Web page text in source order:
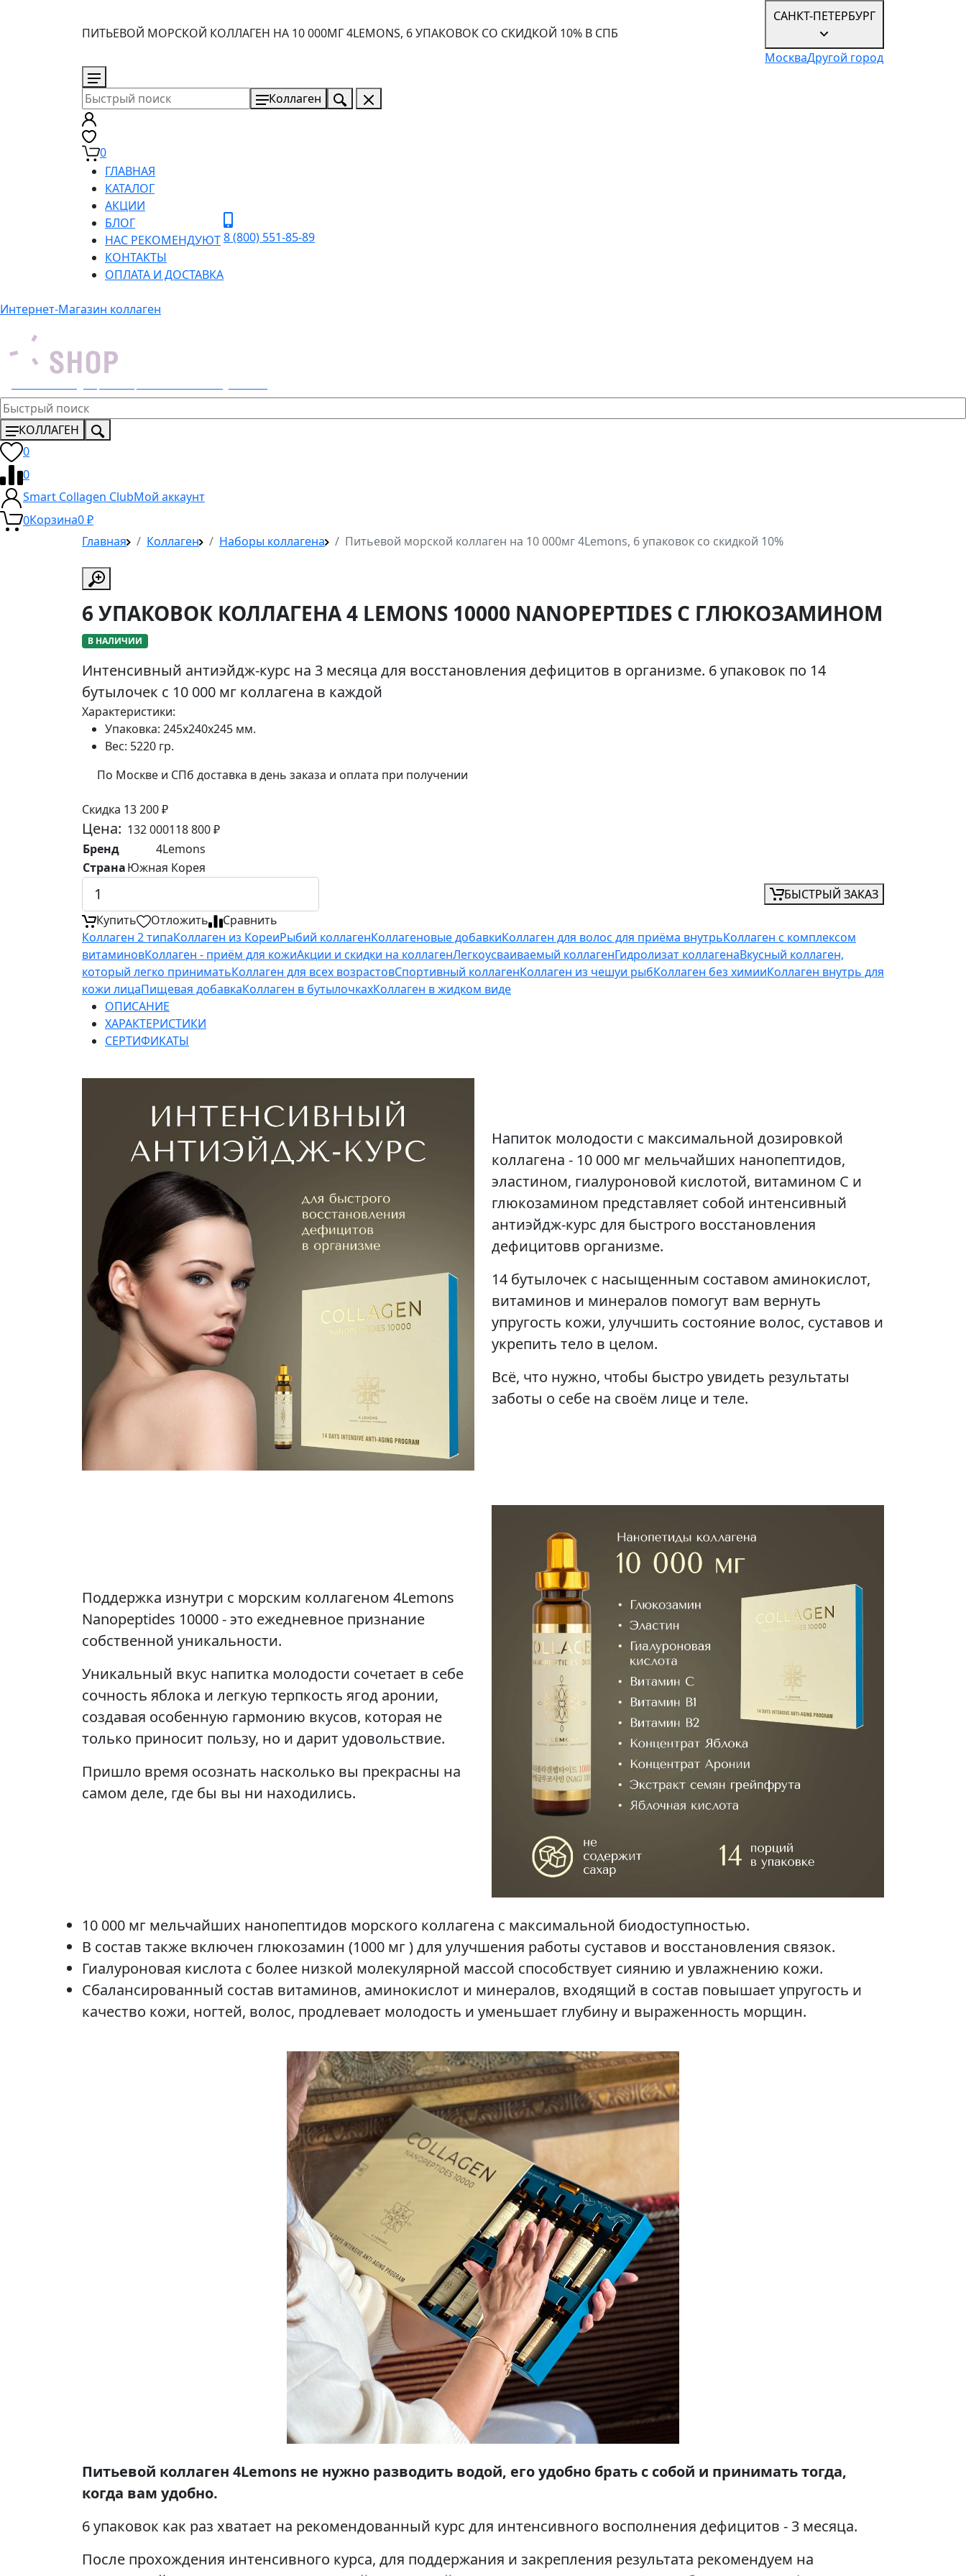
ПИТЬЕВОЙ МОРСКОЙ КОЛЛАГЕН НА 10 000МГ 4LEMONS, 6 УПАКОВОК СО СКИДКОЙ 10% В СПБ
САНКТ-ПЕТЕРБУРГ
МоскваДругой город
Коллаген
0
ГЛАВНАЯ
КАТАЛОГ
АКЦИИ
БЛОГ
НАС РЕКОМЕНДУЮТ
КОНТАКТЫ
ОПЛАТА И ДОСТАВКА
8 (800) 551-85-89
Интернет-Магазин коллаген
КОЛЛАГЕН
0
0
Smart Collagen ClubМой аккаунт
0Корзина0₽
Главная
Коллаген Наборы коллагена Питьевой морской коллаген на 10 000мг 4Lemons, 6 упаковок со скидкой 10%
6 УПАКОВОК КОЛЛАГЕНА 4 LEMONS 10000 NANOPEPTIDES С ГЛЮКОЗАМИНОМ
В НАЛИЧИИ
Интенсивный антиэйдж-курс на 3 месяца для восстановления дефицитов в организме. 6 упаковок по 14
бутылочек с 10 000 мг коллагена в каждой
Характеристики:
Упаковка: 245х240х245 мм.
Вес: 5220 гр.
По Москве и СПб доставка в день заказа и оплата при получении
Скидка 13 200 ₽
Цена: 132 000118 800₽
Бренд
4Lemons
СтранаЮжная Корея
БЫСТРЫЙ ЗАКАЗ
Купить
Отложить
Сравнить
Коллаген 2 типаКоллаген из КореиРыбий коллагенКоллагеновые добавкиКоллаген для волос для приёма внутрьКоллаген с комплексом
витаминовКоллаген - приём для кожиАкции и скидки на коллагенЛегкоусваиваемый коллагенГидролизат коллагенаВкусный коллаген,
который легко приниматьКоллаген для всех возрастовСпортивный коллагенКоллаген из чешуи рыбКоллаген без химииКоллаген внутрь для
кожи лицаПищевая добавкаКоллаген в бутылочкахКоллаген в жидком виде
ОПИСАНИЕ
ХАРАКТЕРИСТИКИ
СЕРТИФИКАТЫ
Напиток молодости с максимальной дозировкой
коллагена - 10 000 мг мельчайших нанопептидов,
эластином, гиалуроновой кислотой, витамином С и
глюкозамином представляет собой интенсивный
антиэйдж-курс для быстрого восстановления
дефицитовв организме.
14 бутылочек с насыщенным составом аминокислот,
витаминов и минералов помогут вам вернуть
упругость кожи, улучшить состояние волос, суставов и
укрепить тело в целом.
Всё, что нужно, чтобы быстро увидеть результаты
заботы о себе на своём лице и теле.
Поддержка изнутри с морским коллагеном 4Lemons
Nanopeptides 10000 - это ежедневное признание
собственной уникальности.
Уникальный вкус напитка молодости сочетает в себе
сочность яблока и легкую терпкость ягод аронии,
создавая особенную гармонию вкусов, которая не
только приносит пользу, но и дарит удовольствие.
Пришло время осознать насколько вы прекрасны на
самом деле, где бы вы ни находились.
10 000 мг мельчайших нанопептидов морского коллагена с максимальной биодоступностью.
В состав также включен глюкозамин (1000 мг ) для улучшения работы суставов и восстановления связок.
Гиалуроновая кислота с более низкой молекулярной массой способствует сиянию и увлажнению кожи.
Сбалансированный состав витаминов, аминокислот и минералов, входящий в состав повышает упругость и
качество кожи, ногтей, волос, продлевает молодость и уменьшает глубину и выраженность морщин.
Питьевой коллаген 4Lemons не нужно разводить водой, его удобно брать с собой и принимать тогда,
когда вам удобно.
6 упаковок как раз хватает на рекомендованный курс для интенсивного восполнения дефицитов - 3 месяца.
После прохождения интенсивного курса, для поддержания и закрепления результата рекомендуем на